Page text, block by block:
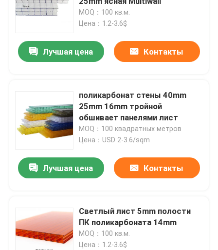
Продукты
MOQ：100 кв.м.
Цена：1.2-3.6$
Лучшая цена Контакты
поликарбонат стены 40mm
25mm 16mm тройной
обшивает панелями лист
MOQ：100 квадратных метров
Цена：USD 2-3.6/sqm
Лучшая цена Контакты
Светлый лист 5mm полости
ПК поликарбоната 14mm
MOQ：100 кв.м.
Цена：1.2-3.6$